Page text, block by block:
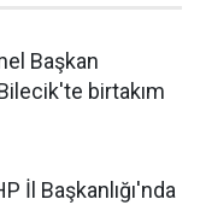
Başkan
Bilecik'te birtakım
İl Başkanlığı'nda